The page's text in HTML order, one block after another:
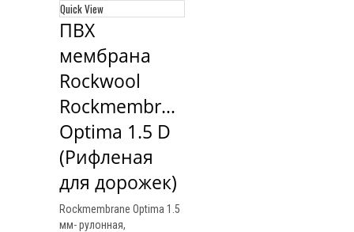
Quick View
ПВХ
мембрана
Rockwool
Rockmembrane
Optima 1.5 D
(Рифленая
для дорожек)
Rockmembrane Optima 1.5
мм- рулонная,